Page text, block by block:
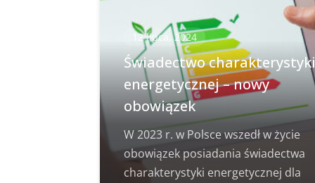
12 lipca, 2024
Świadectwo charakterystyki
energetycznej – nowy
obowiązek
W 2023 r. w Polsce wszedł w życie
obowiązek posiadania świadectwa
charakterystyki energetycznej dla